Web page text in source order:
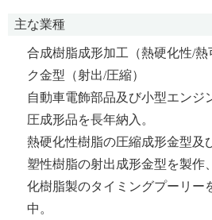
主な業種
合成樹脂成形加工（熱硬化性/
ク金型（射出/圧縮）
自動車電飾部品及び小型エンジ
圧成形品を長年納入。
熱硬化性樹脂の圧縮成形金型及
塑性樹脂の射出成形金型を製作
化樹脂製のタイミングプーリー
中。